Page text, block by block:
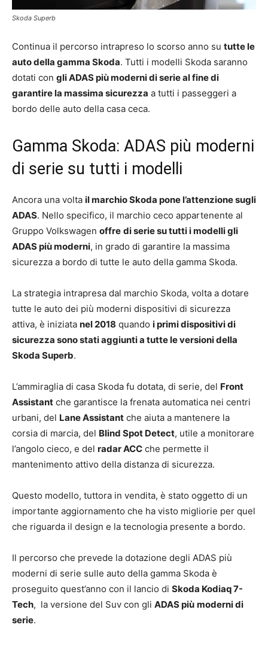
Skoda Superb
Continua il percorso intrapreso lo scorso anno su tutte le
auto della gamma Skoda. Tutti i modelli Skoda saranno
dotati con gli ADAS più moderni di serie al fine di
garantire la massima sicurezza a tutti i passeggeri a
bordo delle auto della casa ceca.
Gamma Skoda: ADAS più moderni
di serie su tutti i modelli
Ancora una volta il marchio Skoda pone l’attenzione sugli
ADAS. Nello specifico, il marchio ceco appartenente al
Gruppo Volkswagen offre di serie su tutti i modelli gli
ADAS più moderni, in grado di garantire la massima
sicurezza a bordo di tutte le auto della gamma Skoda.
La strategia intrapresa dal marchio Skoda, volta a dotare
tutte le auto dei più moderni dispositivi di sicurezza
attiva, è iniziata nel 2018 quando i primi dispositivi di
sicurezza sono stati aggiunti a tutte le versioni della
Skoda Superb.
L’ammiraglia di casa Skoda fu dotata, di serie, del Front
Assistant che garantisce la frenata automatica nei centri
urbani, del Lane Assistant che aiuta a mantenere la
corsia di marcia, del Blind Spot Detect, utile a monitorare
l’angolo cieco, e del radar ACC che permette il
mantenimento attivo della distanza di sicurezza.
Questo modello, tuttora in vendita, è stato oggetto di un
importante aggiornamento che ha visto migliorie per quel
che riguarda il design e la tecnologia presente a bordo.
Il percorso che prevede la dotazione degli ADAS più
moderni di serie sulle auto della gamma Skoda è
proseguito quest’anno con il lancio di Skoda Kodiaq 7-
Tech, la versione del Suv con gli ADAS più moderni di
serie.